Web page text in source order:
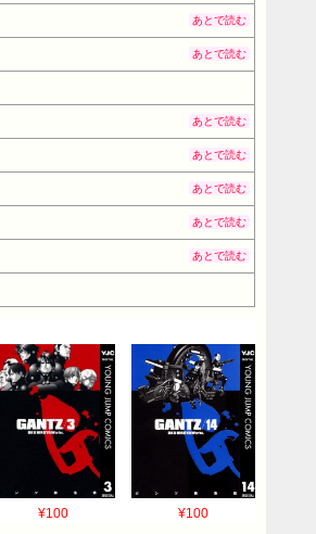
あとで読む
あとで読む
あとで読む
あとで読む
あとで読む
あとで読む
あとで読む
¥100 ¥100